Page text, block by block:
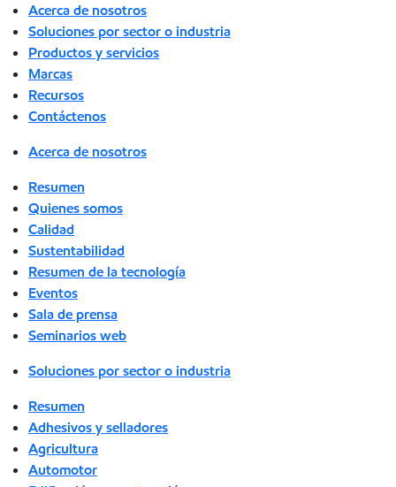
Acerca de nosotros
Soluciones por sector o industria
Productos y servicios
Marcas
Recursos
Contáctenos
Acerca de nosotros
Resumen
Quienes somos
Calidad
Sustentabilidad
Resumen de la tecnología
Eventos
Sala de prensa
Seminarios web
Soluciones por sector o industria
Resumen
Adhesivos y selladores
Agricultura
Automotor